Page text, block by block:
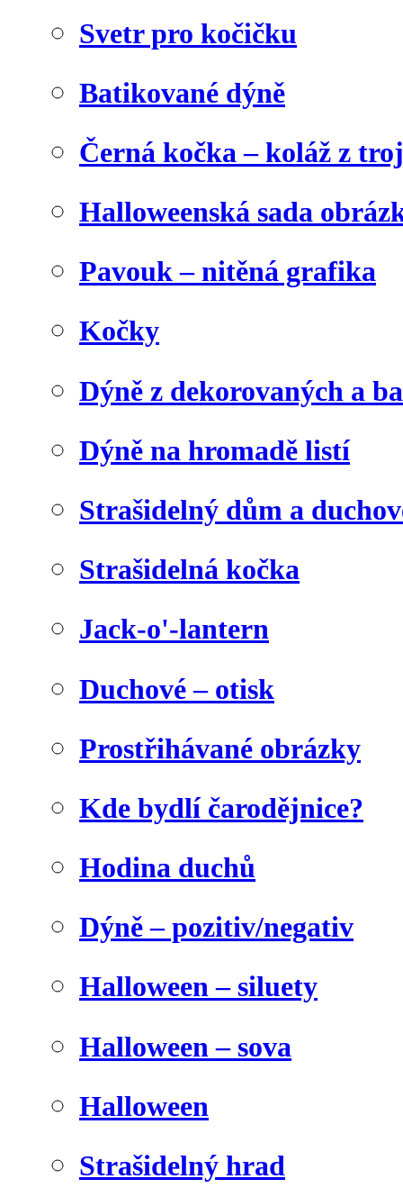
Svetr pro kočičku
Batikované dýně
Černá kočka – koláž z
Halloweenská sada
Pavouk – nitěná grafika
Kočky
Dýně z dekorovaných a
Dýně na hromadě listí
Strašidelný dům a
Strašidelná kočka
Jack-o'-lantern
Duchové – otisk
Prostřihávané obrázky
Kde bydlí čarodějnice?
Hodina duchů
Dýně – pozitiv/negativ
Halloween – siluety
Halloween – sova
Halloween
Strašidelný hrad